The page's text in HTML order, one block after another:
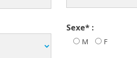
Sexe* :
M F